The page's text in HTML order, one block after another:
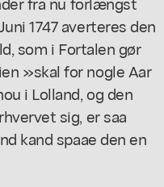
1747 averteres den
som i Fortalen gør
»skal for nogle Aar
i Lolland, og den
sig, er saa
kand spaae den en